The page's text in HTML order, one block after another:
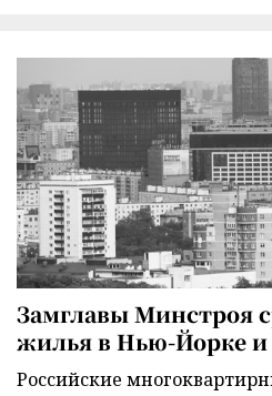
Замглавы Минстроя
жилья в Нью-Йорке и
Российские